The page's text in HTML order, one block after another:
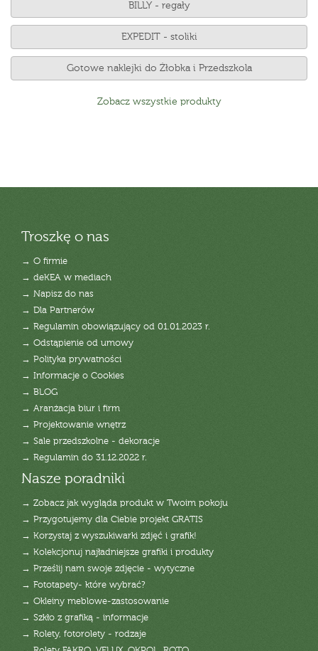
BILLY - regały
EXPEDIT - stoliki
Gotowe naklejki do Żłobka i Przedszkola
Zobacz wszystkie produkty
Troszkę o nas
→ O firmie
→ deKEA w mediach
→ Napisz do nas
→ Dla Partnerów
→ Regulamin obowiązujący od 01.01.2023 r.
→ Odstąpienie od umowy
→ Polityka prywatności
→ Informacje o Cookies
→ BLOG
→ Aranżacja biur i firm
→ Projektowanie wnętrz
→ Sale przedszkolne - dekoracje
→ Regulamin do 31.12.2022 r.
Nasze poradniki
→ Zobacz jak wygląda produkt w Twoim pokoju
→ Przygotujemy dla Ciebie projekt GRATIS
→ Korzystaj z wyszukiwarki zdjęć i grafik!
→ Kolekcjonuj najładniejsze grafiki i produkty
→ Prześlij nam swoje zdjęcie - wytyczne
→ Fototapety- które wybrać?
→ Okleiny meblowe-zastosowanie
→ Szkło z grafiką - informacje
→ Rolety, fotorolety - rodzaje